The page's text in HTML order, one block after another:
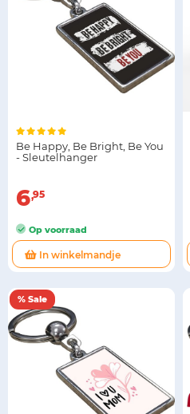
Be Happy, Be Bright, Be You
- Sleutelhanger
6 95
Op voorraad
In winkelmandje
% Sale